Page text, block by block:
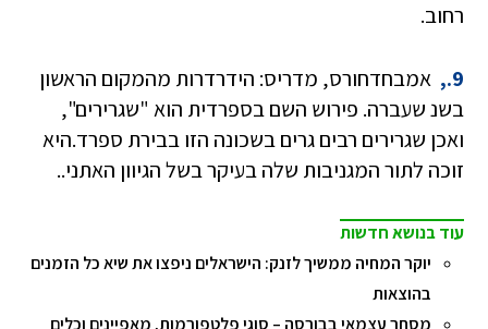
רחוב.
9.,
אמבחדחורס, מדריס: הידרדרות מהמקום הראשון
בשנ שעברה. פירוש השם בספרדית הוא "שגרירים",
ואכן שגרירים רבים גרים בשכונה הזו בבירת ספרד.היא
זוכה לתור המגניבות שלה בעיקר בשל הגיוון האתני..
עוד בנושא חדשות
יוקר המחיה ממשיך לזנק: הישראלים ניפצו את שיא כל הזמנים
בהוצאות
מסחר עצמאי בבורסה – סוגי פלטפורמות, מאפיינים וכלים